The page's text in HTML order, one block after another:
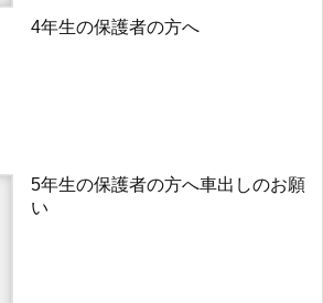
4年生の保護者の方へ
5年生の保護者の方へ車出しのお願
い